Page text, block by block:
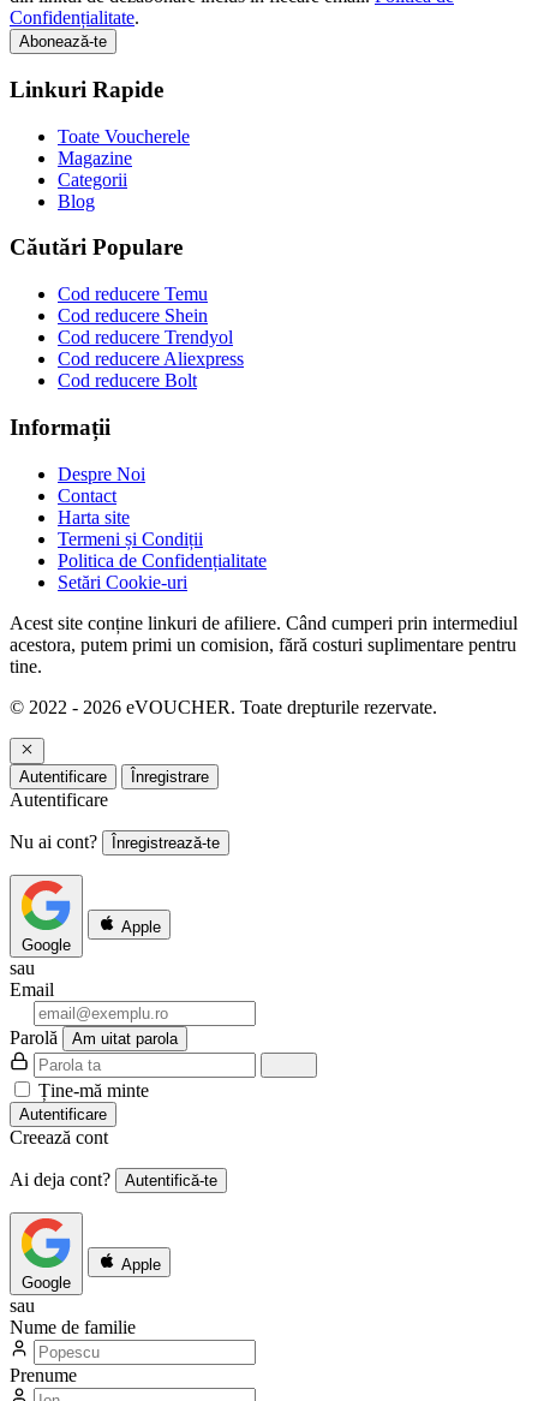
Confidențialitate.
Abonează-te
Linkuri Rapide
Toate Voucherele
Magazine
Categorii
Blog
Căutări Populare
Cod reducere Temu
Cod reducere Shein
Cod reducere Trendyol
Cod reducere Aliexpress
Cod reducere Bolt
Informații
Despre Noi
Contact
Harta site
Termeni și Condiții
Politica de Confidențialitate
Setări Cookie-uri
Acest site conține linkuri de afiliere. Când cumperi prin intermediul
acestora, putem primi un comision, fără costuri suplimentare pentru
tine.
© 2022 - 2026 eVOUCHER. Toate drepturile rezervate.
Autentificare Înregistrare
Autentificare
Nu ai cont? Înregistrează-te
Google
Apple
sau
Email
Parolă Am uitat parola
Ține-mă minte
Autentificare
Creează cont
Ai deja cont? Autentifică-te
Google
Apple
sau
Nume de familie
Prenume